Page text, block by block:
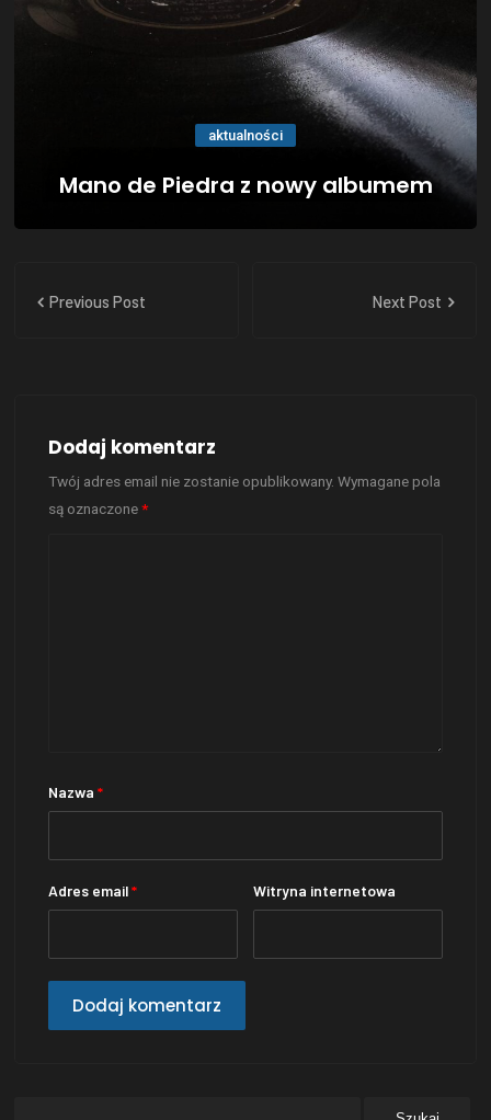
aktualności
Mano de Piedra z nowy albumem
Previous Post Next Post
Dodaj komentarz
Twój adres email nie zostanie opublikowany. Wymagane pola
są oznaczone*
Nazwa*
Adres email* Witryna internetowa